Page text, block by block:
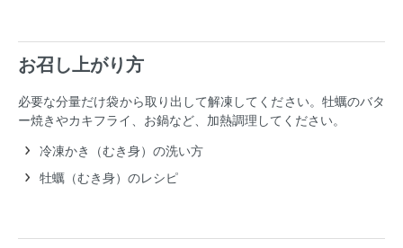
お召し上がり方
必要な分量だけ袋から取り出して解凍してください。牡蠣のバタ
ー焼きやカキフライ、お鍋など、加熱調理してください。
冷凍かき（むき身）の洗い方
牡蠣（むき身）のレシピ